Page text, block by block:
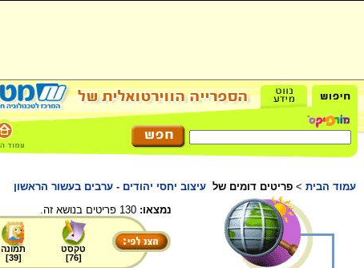
עמוד הבית > פריטים דומים של עיצוב יחסי יהודים - ערבים בעשור הראשון
נמצאו:
טקסט
[
76
]
תמונה
[
39
]